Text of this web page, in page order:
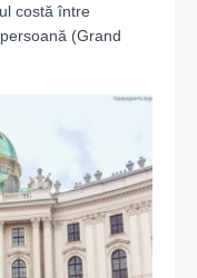
costă între
(Grand